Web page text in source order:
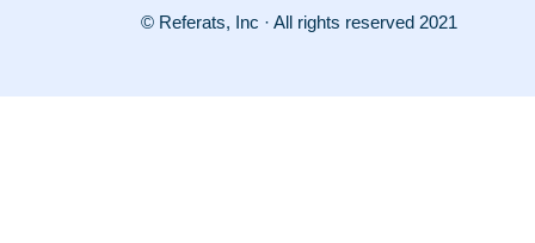
© Referats, Inc · All rights reserved 2021